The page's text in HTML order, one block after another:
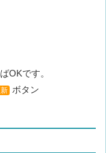
OKです。
ボタン